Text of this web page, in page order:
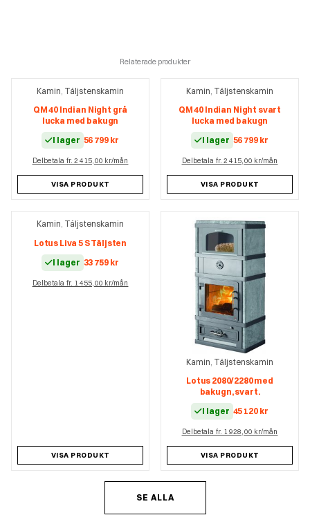
Relaterade produkter
Kamin, Täljstenskamin
QM 40 Indian Night grå
lucka med bakugn
I lager 56 799 kr
Delbetala fr. 2 415,00 kr/mån
VISA PRODUKT
Kamin, Täljstenskamin
QM 40 Indian Night svart
lucka med bakugn
I lager 56 799 kr
Delbetala fr. 2 415,00 kr/mån
VISA PRODUKT
Kamin Täljstenskamin
Lotus Liva 5 S Täljsten
I lager 33 759 kr
Delbetala fr. 1 455,00 kr/mån
VISA PRODUKT
Kamin Täljstenskamin
Lotus 2080/2280 med
bakugn, svart.
I lager 45 120 kr
Delbetala fr. 1 928,00 kr/mån
VISA PRODUKT
SE ALLA